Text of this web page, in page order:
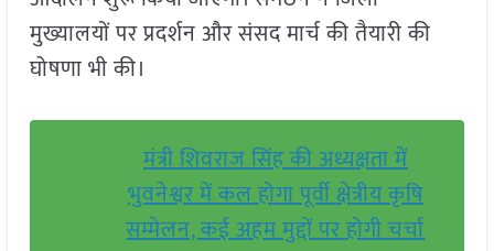
मुख्यालयों पर प्रदर्शन और संसद मार्च की तैयारी की
घोषणा भी की।
मंत्री शिवराज सिंह की अध्यक्षता में
भुवनेश्वर में कल होगा पूर्वी क्षेत्रीय कृषि
सम्मेलन, कई अहम मुद्दों पर होगी चर्चा